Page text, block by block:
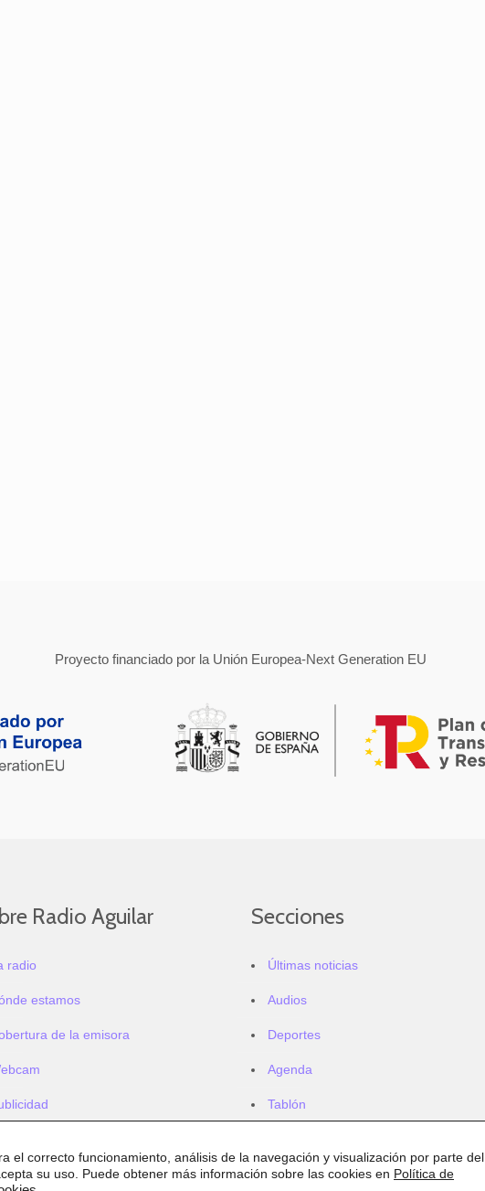
Proyecto financiado por la Unión Europea-Next Generation EU
Radio Aguilar
radio
estamos
de la emisora
Secciones
Últimas noticias
Audios
Deportes
Agenda
Tablón
el correcto funcionamiento, análisis de la navegación y visualización por parte del
su uso. Puede obtener más información sobre las cookies en Política de